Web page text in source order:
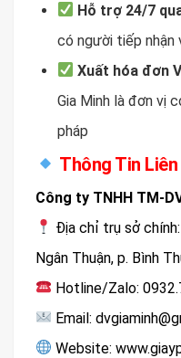
Hỗ trợ 24/7
có người tiếp nhận
Xuất hóa đơn
Gia Minh là đơn vị
pháp
Thông Tin Liên
Công ty TNHH TM-
Địa chỉ trụ sở
Ngân Thuận, p. Bình
Hotline/Zalo:
Email:
Website: